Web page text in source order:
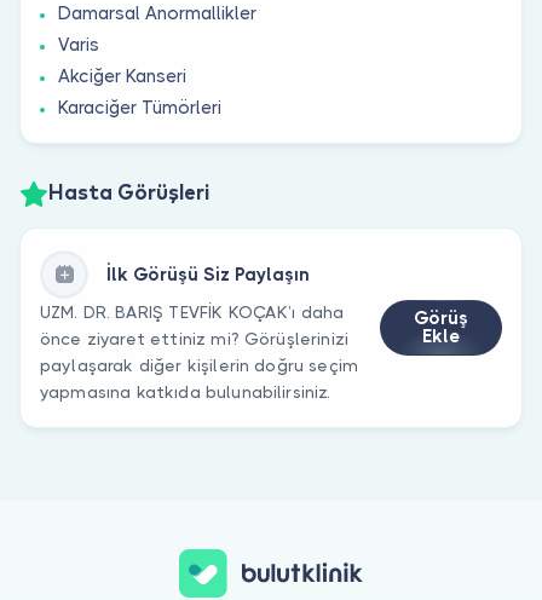
Damarsal Anormallikler
Varis
Akciğer Kanseri
Karaciğer Tümörleri
Hasta Görüşleri
İlk Görüşü Siz Paylaşın
UZM. DR. BARIŞ TEVFİK KOÇAK’ı daha
önce ziyaret ettiniz mi? Görüşlerinizi
paylaşarak diğer kişilerin doğru seçim
yapmasına katkıda bulunabilirsiniz.
Görüş
Ekle